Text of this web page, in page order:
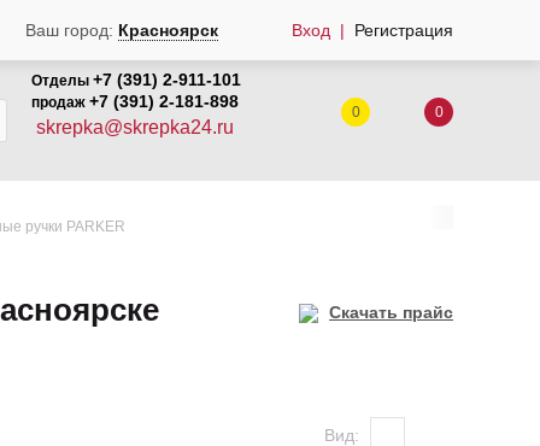
Ваш город: Красноярск Вход Регистрация
Отделы +7 (391) 2-911-101
продаж +7 (391) 2-181-898
skrepka@skrepka24.ru
0 0
ручки PARKER
Скачать прайс
Вид: